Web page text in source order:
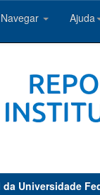
Navegar Ajuda
Universidade